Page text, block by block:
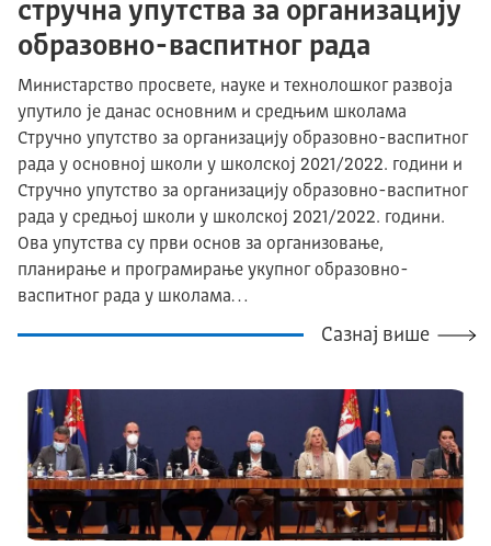
стручна упутства за организацију
образовно-васпитног рада
Министарство просвете, науке и технолошког развоја
упутило је данас основним и средњим школама
Стручно упутствo за организацију образовно-васпитног
рада у основној школи у школској 2021/2022. години и
Стручно упутствo за организацију образовно-васпитног
рада у средњој школи у школској 2021/2022. години.
Ова упутства су први основ за организовање,
планирање и програмирање укупног образовно-
васпитног рада у школама…
Сазнај више